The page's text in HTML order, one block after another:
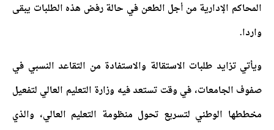
المحاكم الإدارية من أجل الطعن في حالة رفض هذه الطلبات يبقى
واردا.
ويأتي تزايد طلبات الاستقالة والاستفادة من التقاعد النسبي في
صفوف الجامعات، في وقت تستعد فيه وزارة التعليم العالي لتفعيل
مخططها الوطني لتسريع تحول منظومة التعليم العالي، والذي